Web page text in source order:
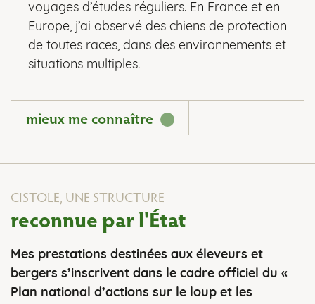
voyages d’études réguliers. En France et en
Europe, j’ai observé des chiens de protection
de toutes races, dans des environnements et
situations multiples.
mieux me connaître
CISTOLE, UNE STRUCTURE
reconnue par l'État
Mes prestations destinées aux éleveurs et
bergers s’inscrivent dans le cadre officiel du «
Plan national d’actions sur le loup et les